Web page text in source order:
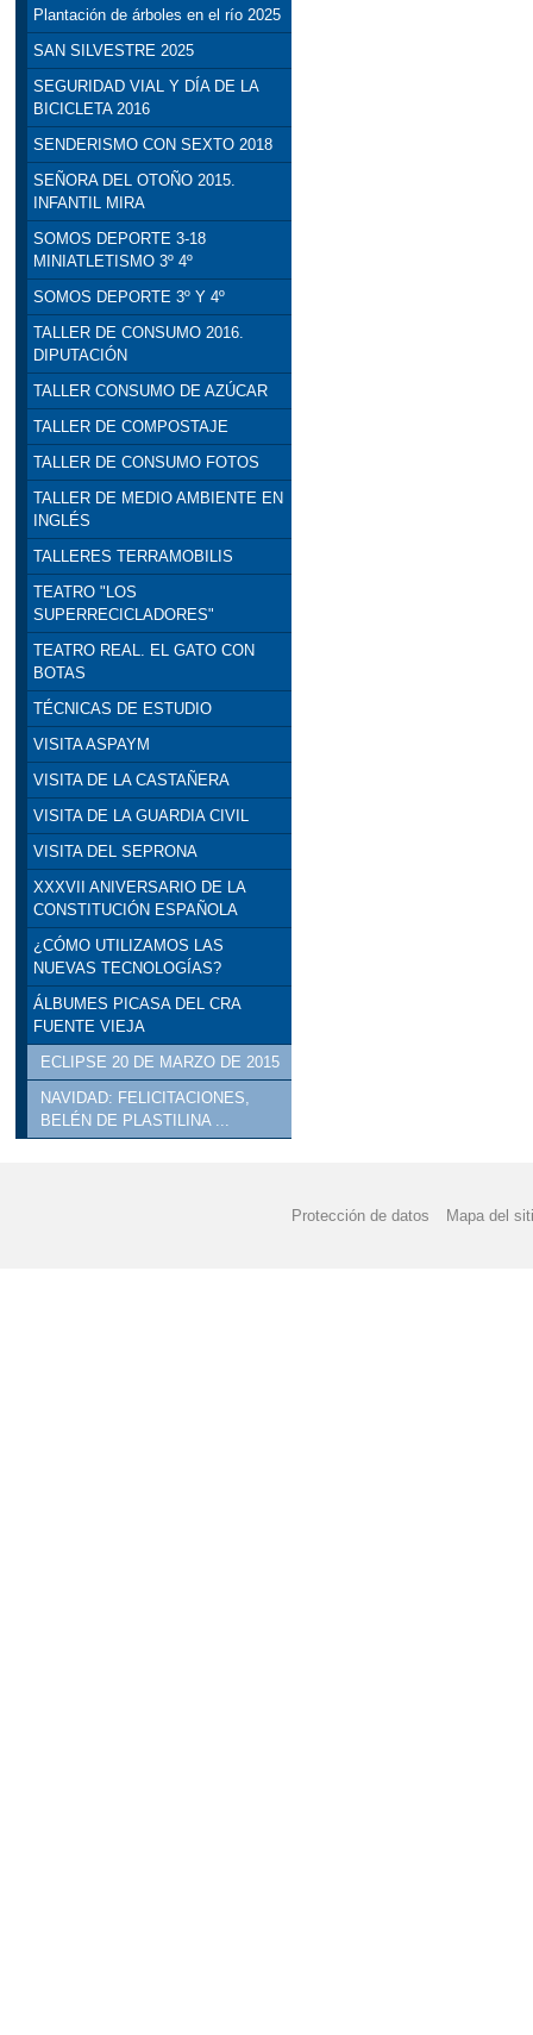
Plantación de árboles en el río 2025
SAN SILVESTRE 2025
SEGURIDAD VIAL Y DÍA DE LA
BICICLETA 2016
SENDERISMO CON SEXTO 2018
SEÑORA DEL OTOÑO 2015.
INFANTIL MIRA
SOMOS DEPORTE 3-18
MINIATLETISMO 3º 4º
SOMOS DEPORTE 3º Y 4º
TALLER DE CONSUMO 2016.
DIPUTACIÓN
TALLER CONSUMO DE AZÚCAR
TALLER DE COMPOSTAJE
TALLER DE CONSUMO FOTOS
TALLER DE MEDIO AMBIENTE EN
INGLÉS
TALLERES TERRAMOBILIS
TEATRO "LOS
SUPERRECICLADORES"
TEATRO REAL. EL GATO CON
BOTAS
TÉCNICAS DE ESTUDIO
VISITA ASPAYM
VISITA DE LA CASTAÑERA
VISITA DE LA GUARDIA CIVIL
VISITA DEL SEPRONA
XXXVII ANIVERSARIO DE LA
CONSTITUCIÓN ESPAÑOLA
¿CÓMO UTILIZAMOS LAS
NUEVAS TECNOLOGÍAS?
ÁLBUMES PICASA DEL CRA
FUENTE VIEJA
ECLIPSE 20 DE MARZO DE 2015
NAVIDAD: FELICITACIONES,
BELÉN DE PLASTILINA ...
Protección de datos Mapa del